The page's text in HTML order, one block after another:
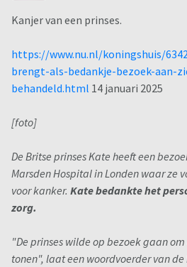
Kanjer van een prinses.
https://www.nu.nl/koningshuis/
brengt-als-bedankje-bezoek-aan-
behandeld.html 14 januari 2025
[foto]
De Britse prinses Kate heeft een
Marsden Hospital in Londen waar ze
voor kanker. Kate bedankte het
zorg.
"De prinses wilde op bezoek gaan
tonen", laat een woordvoerder van